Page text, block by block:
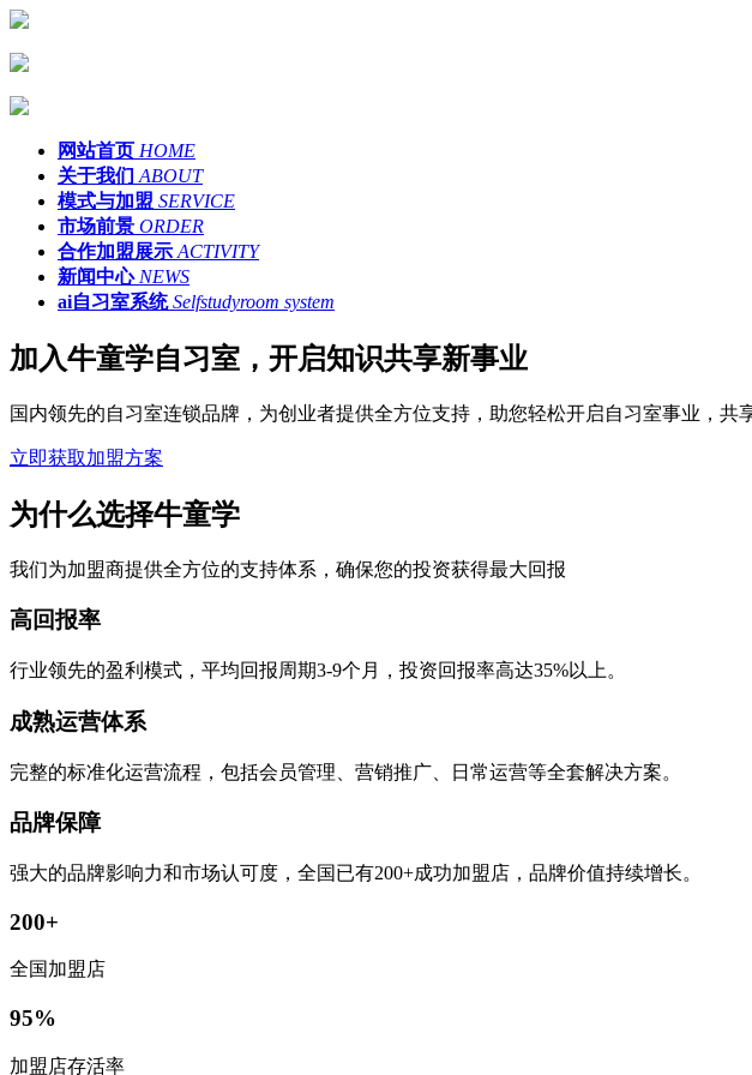
网站首页 HOME
关于我们 ABOUT
模式与加盟 SERVICE
市场前景 ORDER
合作加盟展示 ACTIVITY
新闻中心 NEWS
ai自习室系统 Selfstudyroom system
加入牛童学自习室，开启知识共享新事业
国内领先的自习室连锁品牌，为创业者提供全方位支持，助您轻松开启自习室事业，共
立即获取加盟方案
为什么选择牛童学
我们为加盟商提供全方位的支持体系，确保您的投资获得最大回报
高回报率
行业领先的盈利模式，平均回报周期3-9个月，投资回报率高达35%以上。
成熟运营体系
完整的标准化运营流程，包括会员管理、营销推广、日常运营等全套解决方案。
品牌保障
强大的品牌影响力和市场认可度，全国已有200+成功加盟店，品牌价值持续增长。
200+
全国加盟店
95%
加盟店存活率